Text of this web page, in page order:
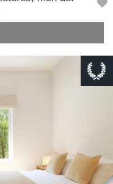
Maps correctly.
own this website?